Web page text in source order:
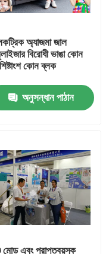
অ্যাজমা জাল
বিরোধী ভাঙা কোন
কোন ব্লক
অনুসন্ধান পাঠান
মোড এবং প্রাপ্তবয়স্ক